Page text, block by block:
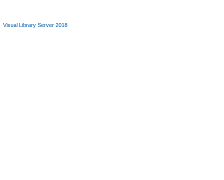
Visual Library Server 2018